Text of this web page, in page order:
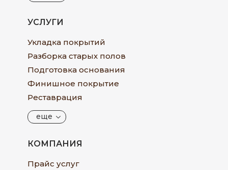
УСЛУГИ
Укладка покрытий
Разборка старых полов
Подготовка основания
Финишное покрытие
Реставрация
еще
КОМПАНИЯ
Прайс услуг